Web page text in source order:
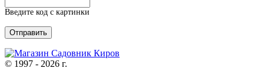
Введите код с картинки
© 1997 - 2026 г.